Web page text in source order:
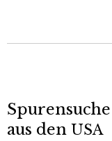
aus den USA